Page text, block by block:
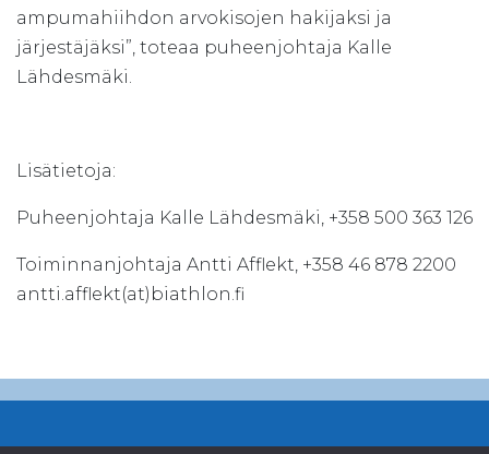
ampumahiihdon arvokisojen hakijaksi ja
järjestäjäksi”, toteaa puheenjohtaja Kalle
Lähdesmäki.
Lisätietoja:
Puheenjohtaja Kalle Lähdesmäki, +358 500 363 126
Toiminnanjohtaja Antti Afflekt, +358 46 878 2200
antti.afflekt(at)biathlon.fi